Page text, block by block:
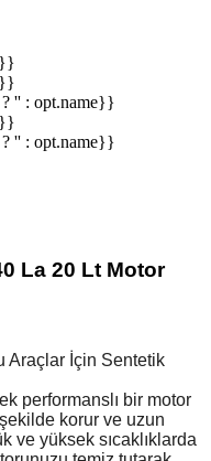
'' : opt.name}}
'' : opt.name}}
La 20 Lt Motor
Araçlar İçin Sentetik
performanslı bir motor
korur ve uzun
ve yüksek sıcaklıklarda